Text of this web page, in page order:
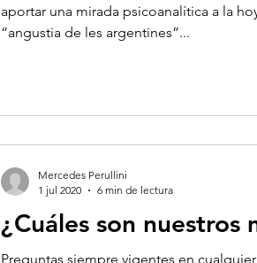
aportar una mirada psicoanalítica a la
“angustia de les argentines”...
¿Cuáles son nuestros
Preguntas siempre vigentes en
Mercedes Perullini
1 jul 2020
6 min de lectura